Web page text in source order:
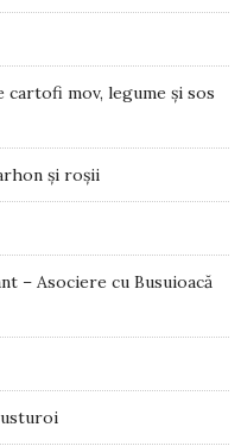
cartofi mov, legume și sos
și roșii
– Asociere cu Busuioacă